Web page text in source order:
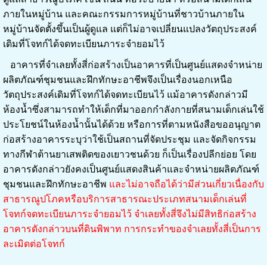
ภายในหมู่บ้าน และคณะกรรมการหมู่บ้านที่ชาวบ้านภายใน
หมู่บ้านจัดตั้งขึ้นเป็นผู้ดูแล แต่ก็ไม่อาจเปลี่ยนแปลงวัตถุประสงค์
เดิมที่โจทก์ได้จดทะเบียนภาระจำยอมไว้
อาคารที่จำเลยทั้งสี่ก่อสร้างเป็นอาคารที่เป็นศูนย์แสดงจำหน่าย
ผลิตภัณฑ์ชุมชนและฝึกทักษะอาชีพจึงเป็นเรื่องนอกเหนือ
วัตถุประสงค์เดิมที่โจทก์ได้จดทะเบียนไว้ แม้อาคารดังกล่าวมี
ห้องน้ำซึ่งสามารถทำให้เด็กที่มาออกกำลังกายที่สนามเด็กเล่นใช้
ประโยชน์ในห้องน้ำนั้นได้ด้วย หรือการที่ตามหนังสือขออนุญาต
ก่อสร้างอาคารระบุว่าใช้เป็นสถานที่จัดประชุม และจัดกิจกรรม
ทางกีฬาต้านยาเสพติดของเยาวชนด้วย ก็เป็นเรื่องปลีกย่อย โดย
อาคารดังกล่าวยังคงเป็นศูนย์แสดงสินค้าและจำหน่ายผลิตภัณฑ์
ชุมชนและฝึกทักษะอาชีพ และไม่อาจถือได้ว่ามีส่วนเกี่ยวเนื่องกับ
สาธารณูปโภคหรือบริการสาธารณะประเภทสนามเด็กเล่นที่
โจทก์จดทะเบียนภาระจำยอมไว้ จำเลยทั้งสี่จึงไม่มีสิทธิก่อสร้าง
อาคารดังกล่าวบนที่ดินพิพาท การกระทำของจำเลยทั้งสี่เป็นการ
ละเมิดต่อโจทก์